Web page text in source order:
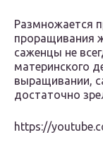
Размножается
проращивания
саженцы не
материнского
выращивании,
достаточно
https://